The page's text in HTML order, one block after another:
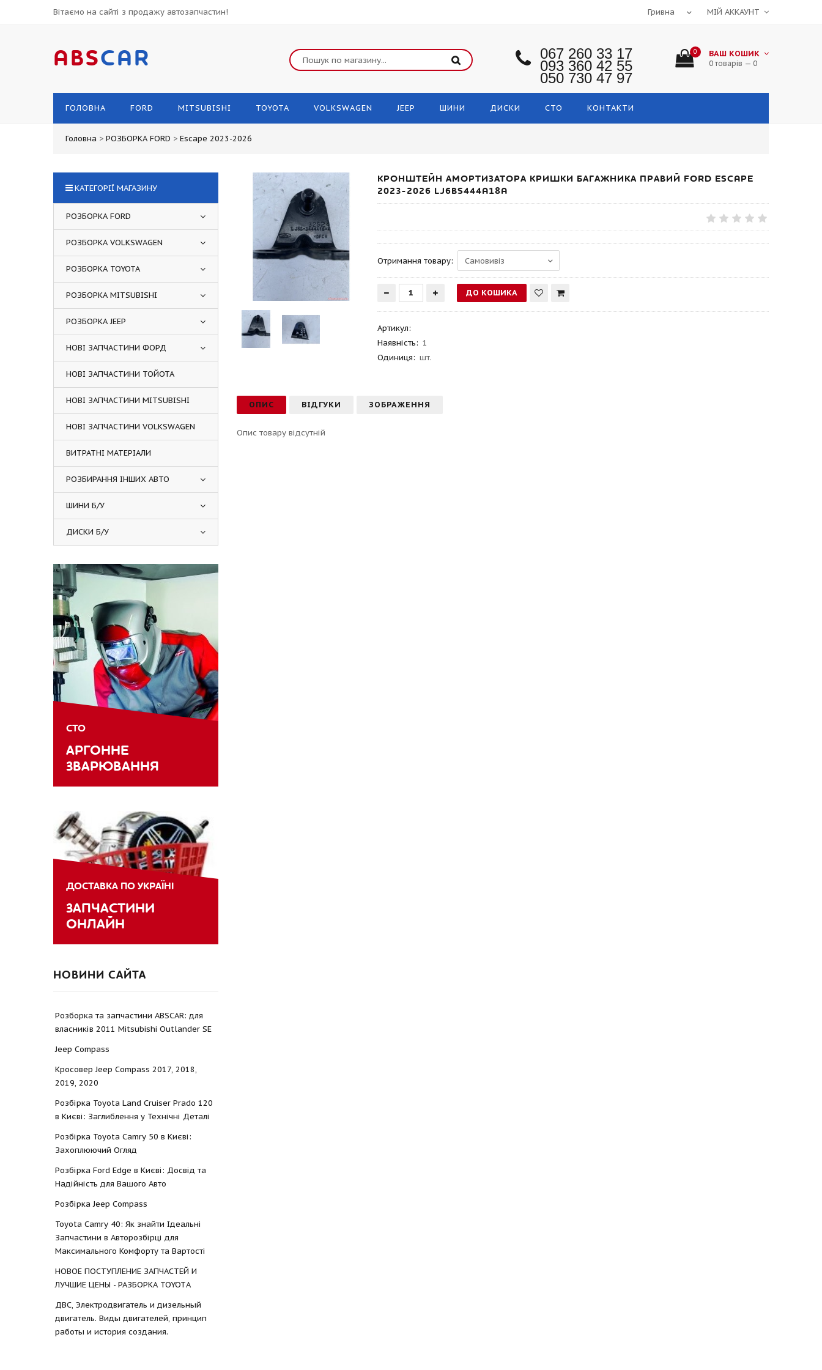
Вітаємо на сайті з продажу автозапчастин! МІЙ АККАУНТ
ABSCAR 067 260 33 17
093 360 42 55
050 730 47 97
0 ВАШ КОШИК
0 товарів — 0
ГОЛОВНА FORD MITSUBISHI TOYOTA VOLKSWAGEN JEEP ШИНИ ДИСКИ СТО КОНТАКТИ
Головна > РОЗБОРКА FORD > Escape 2023-2026
КРОНШТЕЙН АМОРТИЗАТОРА КРИШКИ БАГАЖНИКА ПРАВИЙ FORD ESCAPE
2023-2026 LJ6BS444A18A
Отримання товару:
Артикул:
Наявність: 1
Одиниця: шт.
ОПИС ВІДГУКИ ЗОБРАЖЕННЯ
Опис товару відсутній
КАТЕГОРІЇ МАГАЗИНУ
РОЗБОРКА FORD
РОЗБОРКА VOLKSWAGEN
РОЗБОРКА TOYOTA
РОЗБОРКА MITSUBISHI
РОЗБОРКА JEEP
НОВІ ЗАПЧАСТИНИ ФОРД
НОВІ ЗАПЧАСТИНИ ТОЙОТА
НОВІ ЗАПЧАСТИНИ MITSUBISHI
НОВІ ЗАПЧАСТИНИ VOLKSWAGEN
ВИТРАТНІ МАТЕРІАЛИ
РОЗБИРАННЯ ІНШИХ АВТО
ШИНИ Б/У
ДИСКИ Б/У
СТО
АРГОННЕ
ЗВАРЮВАННЯ
ДОСТАВКА ПО УКРАЇНІ
ЗАПЧАСТИНИ
ОНЛАЙН
НОВИНИ САЙТА
Розборка та запчастини ABSCAR: для
власників 2011 Mitsubishi Outlander SE
Jeep Compass
Кросовер Jeep Compass 2017, 2018,
2019, 2020
Розбірка Toyota Land Cruiser Prado 120
в Києві: Заглиблення у Технічні Деталі
Розбірка Toyota Camry 50 в Києві:
Захоплюючий Огляд
Розбірка Ford Edge в Києві: Досвід та
Надійність для Вашого Авто
Розбірка Jeep Compass
Toyota Camry 40: Як знайти Ідеальні
Запчастини в Авторозбірці для
Максимального Комфорту та Вартості
НОВОЕ ПОСТУПЛЕНИЕ ЗАПЧАСТЕЙ И
ЛУЧШИЕ ЦЕНЫ - РАЗБОРКА TOYOTА
ДВС, Электродвигатель и дизельный
двигатель. Виды двигателей, принцип
работы и история создания.